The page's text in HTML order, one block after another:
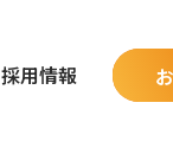
採用情報